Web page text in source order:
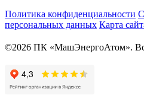
Политика конфиденциальности
персональных данных Карта
©2026 ПК «МашЭнергоАтом».